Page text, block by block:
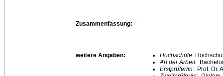
Zusammenfassung: -
weitere Angaben: Hochschule:
Art der Arbeit:
Erstprüfer/in: Prof. Dr.